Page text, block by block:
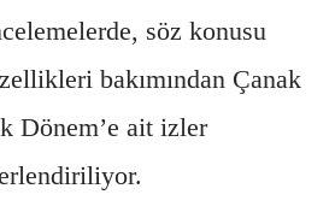
söz konusu
bakımından Çanak
Dönem’e ait izler